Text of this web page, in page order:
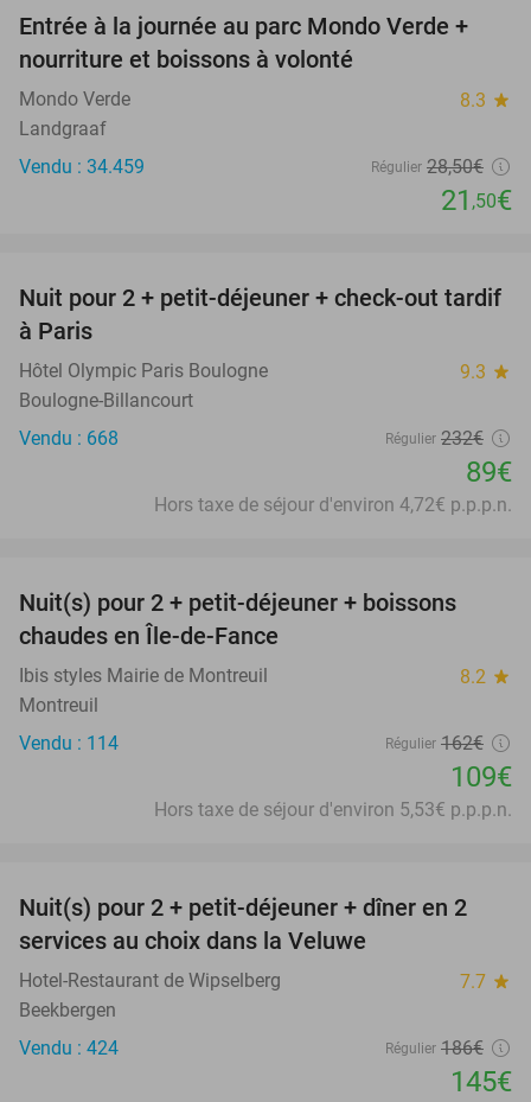
25%
Entrée à la journée au parc Mondo Verde +
nourriture et boissons à volonté
Mondo Verde 8.3 star
Landgraaf
Vendu : 34.459
Régulier 28,50€
21 ,50€
62%
Nuit pour 2 + petit-déjeuner + check-out tardif
à Paris
Hôtel Olympic Paris Boulogne 9.3 star
Boulogne-Billancourt
Vendu : 668
Régulier 232€
89€
Hors taxe de séjour d'environ 4,72€ p.p.p.n.
Nuit(s) pour 2 + petit-déjeuner + boissons
chaudes en Île-de-Fance
Ibis styles Mairie de Montreuil 8.2 star
Montreuil
Vendu : 114
Régulier 162€
109€
Hors taxe de séjour d'environ 5,53€ p.p.p.n.
22%
Nuit(s) pour 2 + petit-déjeuner + dîner en 2
services au choix dans la Veluwe
Hotel-Restaurant de Wipselberg 7.7 star
Beekbergen
Vendu : 424
Régulier 186€
145€